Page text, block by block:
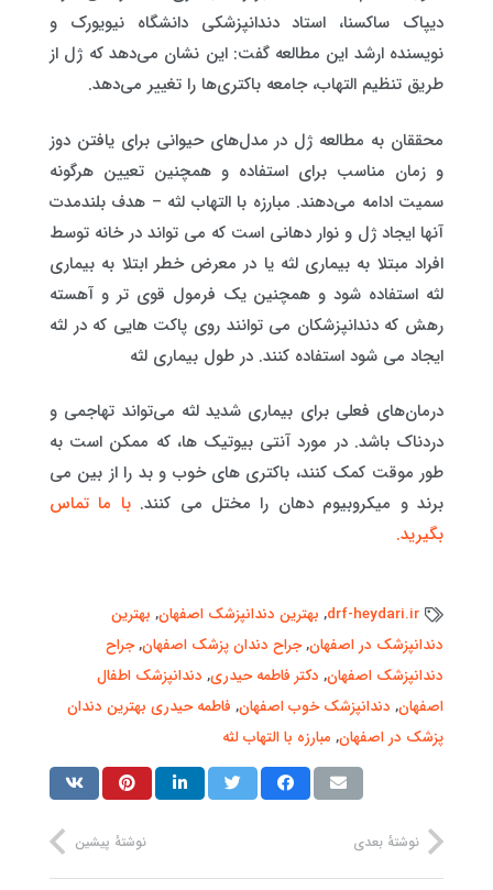
دیپاک ساکسنا، استاد دندانپزشکی دانشگاه نیویورک و
نویسنده ارشد این مطالعه گفت: این نشان می‌دهد که ژل از
طریق تنظیم التهاب، جامعه باکتری‌ها را تغییر می‌دهد.
محققان به مطالعه ژل در مدل‌های حیوانی برای یافتن دوز
و زمان مناسب برای استفاده و همچنین تعیین هرگونه
سمیت ادامه می‌دهند. مبارزه با التهاب لثه – هدف بلندمدت
آنها ایجاد ژل و نوار دهانی است که می تواند در خانه توسط
افراد مبتلا به بیماری لثه یا در معرض خطر ابتلا به بیماری
لثه استفاده شود و همچنین یک فرمول قوی تر و آهسته
رهش که دندانپزشکان می توانند روی پاکت هایی که در لثه
ایجاد می شود استفاده کنند. در طول بیماری لثه
درمان‌های فعلی برای بیماری شدید لثه می‌تواند تهاجمی و
دردناک باشد. در مورد آنتی بیوتیک ها، که ممکن است به
طور موقت کمک کنند، باکتری های خوب و بد را از بین می
برند و میکروبیوم دهان را مختل می کنند.با ما تماس
بگیرید.
drf-heydari.ir
, بهترین دندانپزشک اصفهان, بهترین
دندانپزشک در اصفهان,جراح دندان پزشک اصفهان,جراح
دندانپزشک اصفهان, دکتر فاطمه حیدری, دندانپزشک اطفال
اصفهان, دندانپزشک خوب اصفهان, فاطمه حیدری بهترین دندان
پزشک در اصفهان, مبارزه با التهاب لثه
نوشتهٔ پیشین نوشتهٔ بعدی